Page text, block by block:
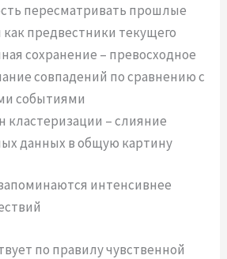
пересматривать прошлые
предвестники текущего
сохранение – превосходное
совпадений по сравнению с
событиями
кластеризации – слияние
данных в общую картину
интенсивнее
по правилу чувственной